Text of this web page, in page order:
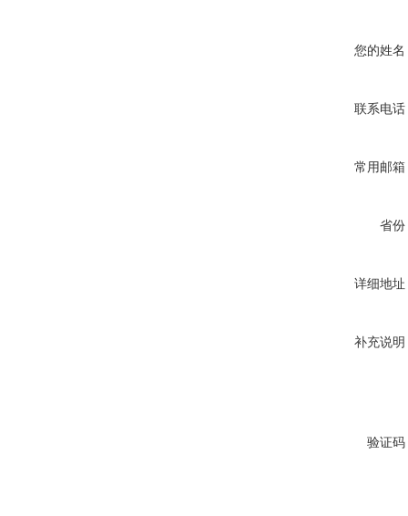
您的姓名
联系电话
常用邮箱
省份
详细地址
补充说明
验证码